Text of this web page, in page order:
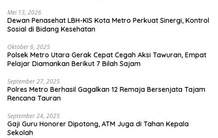
Mei 13, 2026
Dewan Penasehat LBH-KIS Kota Metro Perkuat Sinergi, Kontrol
Sosial di Bidang Kesehatan
Oktober 6, 2025
Polsek Metro Utara Gerak Cepat Cegah Aksi Tawuran, Empat
Pelajar Diamankan Berikut 7 Bilah Sajam
September 27, 2025
Polres Metro Berhasil Gagalkan 12 Remaja Bersenjata Tajam
Rencana Tauran
September 24, 2025
Gaji Guru Honorer Dipotong, ATM Juga di Tahan Kepala
Sekolah